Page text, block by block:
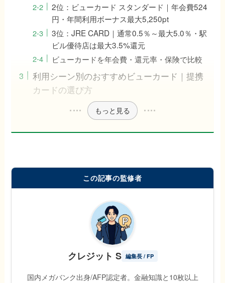
2位：ビューカード スタンダード｜年会費524
円・年間利用ボーナス最大5,250pt
3位：JRE CARD｜通常0.5％～最大5.0％・駅
ビル優待店は最大3.5%還元
ビューカードを年会費・還元率・保険で比較
利用シーン別のおすすめビューカード｜提携
カードの選び方
もっと見る
この記事の監修者
クレジット S 編集長 / FP
国内メガバンク出身/AFP認定者。金融知識と10枚以上